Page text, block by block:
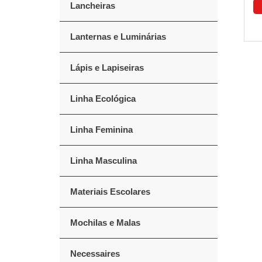
Lancheiras
Lanternas e Luminárias
Lápis e Lapiseiras
Linha Ecológica
Linha Feminina
Linha Masculina
Materiais Escolares
Mochilas e Malas
Necessaires